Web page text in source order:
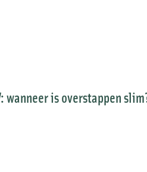
wanneer is overstappen